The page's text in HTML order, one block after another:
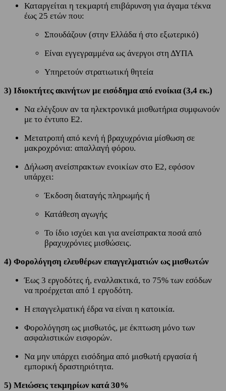
Καταργείται η τεκμαρτή επιβάρυνση για άγαμα τέκνα
έως 25 ετών που:
Σπουδάζουν (στην Ελλάδα ή στο εξωτερικό)
Είναι εγγεγραμμένα ως άνεργοι στη ΔΥΠΑ
Υπηρετούν στρατιωτική θητεία
3) Ιδιοκτήτες ακινήτων με εισόδημα από ενοίκια (3,4 εκ.)
Να ελέγξουν αν τα ηλεκτρονικά μισθωτήρια συμφωνούν
με το έντυπο Ε2.
Μετατροπή από κενή ή βραχυχρόνια μίσθωση σε
μακροχρόνια: απαλλαγή φόρου.
Δήλωση ανείσπρακτων ενοικίων στο Ε2, εφόσον
υπάρχει:
Έκδοση διαταγής πληρωμής ή
Κατάθεση αγωγής
Το ίδιο ισχύει και για ανείσπρακτα ποσά από
βραχυχρόνιες μισθώσεις.
4) Φορολόγηση ελευθέρων επαγγελματιών ως μισθωτών
Έως 3 εργοδότες ή, εναλλακτικά, το 75% των εσόδων
να προέρχεται από 1 εργοδότη.
Η επαγγελματική έδρα να είναι η κατοικία.
Φορολόγηση ως μισθωτός, με έκπτωση μόνο των
ασφαλιστικών εισφορών.
Να μην υπάρχει εισόδημα από μισθωτή εργασία ή
εμπορική δραστηριότητα.
5) Μειώσεις τεκμηρίων κατά 30%